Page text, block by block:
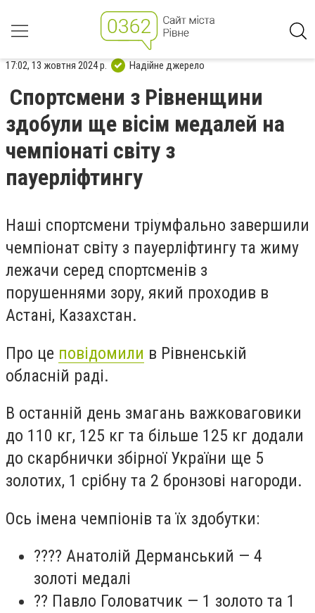
17:02, 13 жовтня 2024 р. Надійне джерело
Спортсмени з Рівненщини
здобули ще вісім медалей на
чемпіонаті світу з
пауерліфтингу
Наші спортсмени тріумфально завершили
чемпіонат світу з пауерліфтингу та жиму
лежачи серед спортсменів з
порушеннями зору, який проходив в
Астані, Казахстан.
Про це повідомили в Рівненській
обласній раді.
В останній день змагань важковаговики
до 110 кг, 125 кг та більше 125 кг додали
до скарбнички збірної України ще 5
золотих, 1 срібну та 2 бронзові нагороди.
Ось імена чемпіонів та їх здобутки:
???? Анатолій Дерманський — 4
золоті медалі
?? Павло Головатчик — 1 золото та 1